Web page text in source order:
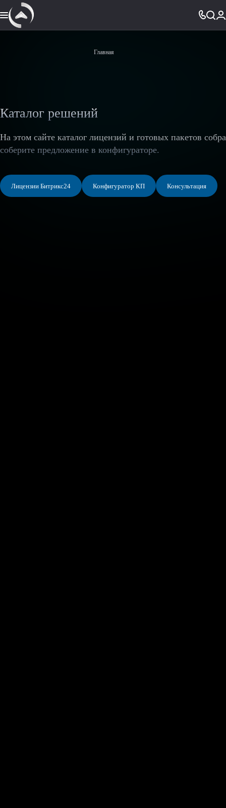
Главная
Каталог решений
На этом сайте каталог лицензий и готовых пакетов
соберите предложение в конфигураторе.
Лицензии Битрикс24 Конфигуратор КП Консультация